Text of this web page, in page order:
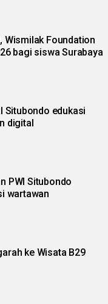
Wismilak Foundation
bagi siswa Surabaya
Situbondo edukasi
digital
PWI Situbondo
wartawan
ke Wisata B29